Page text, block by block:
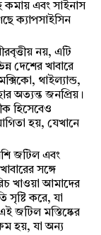
কমায় এবং সাইনাস
ক্যাপসাইসিন
নয়, এটি
দেশের খাবারে
থাইল্যান্ড,
অত্যন্ত জনপ্রিয়।
হিসেবেও
হয়, যেখানে
জটিল এবং
সঙ্গে
খাওয়া আমাদের
করে, যা
জটিল মস্তিষ্কের
হয়, যা অন্য